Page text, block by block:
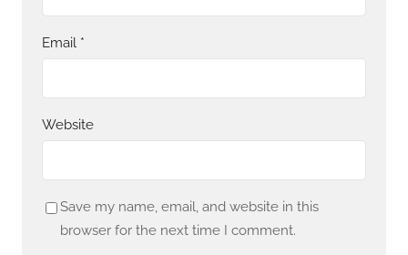
Email *
Website
Save my name, email, and website in this
browser for the next time I comment.